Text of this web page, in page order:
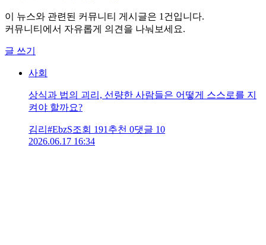
이 뉴스와 관련된 커뮤니티 게시글은 1 건입니다.
커뮤니티에서 자유롭게 의견을 나눠보세요.
글 쓰기
사회
상식과 법의 괴리, 선량한 사람들은 어떻게 스스로를 지
켜야 할까요?
김리#EbzS조회 191 추천 0댓글 10
2026.06.17 16:34